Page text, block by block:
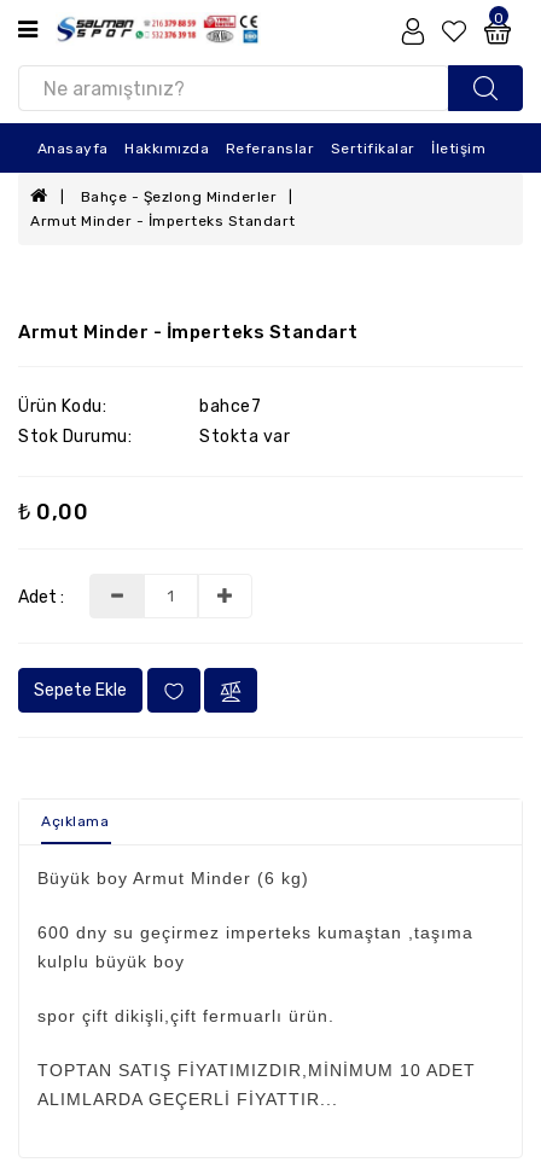
ÜRÜN
Duvar
Tahtası
Matları
Sünger
Judo
Minderleri
Puf
Atlama
Bahçe
Minderler
Jimnastik
Malzemeleri
0
Anasayfa Hakkımızda Referanslar Sertifikalar İletişim
Bahçe - Şezlong Minderler
Armut Minder - İmperteks Standart
Armut Minder - İmperteks Standart
Ürün Kodu:
bahce7
Stok Durumu:
Stokta var
₺ 0,00
Adet :
Sepete Ekle
Açıklama
Büyük boy Armut Minder (6 kg)
600 dny su geçirmez imperteks kumaştan ,taşıma
kulplu büyük boy
spor çift dikişli,çift fermuarlı ürün.
TOPTAN SATIŞ FİYATIMIZDIR,MİNİMUM 10 ADET
ALIMLARDA GEÇERLİ FİYATTIR...